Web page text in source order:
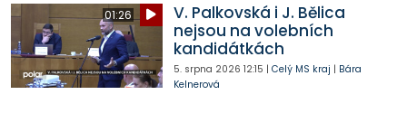
01:26
V. Palkovská i J. Bělica
nejsou na volebních
kandidátkách
5. srpna 2026 12:15 | Celý MS kraj | Bára
Kelnerová